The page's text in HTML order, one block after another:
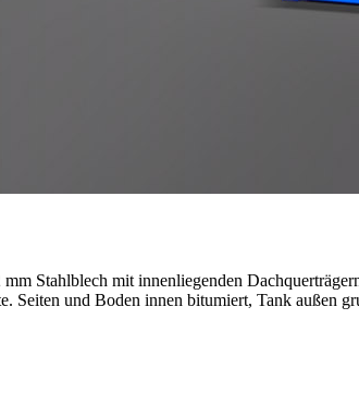
Stahlblech mit innenliegenden
Seiten und Boden innen bitumiert, Tank außen